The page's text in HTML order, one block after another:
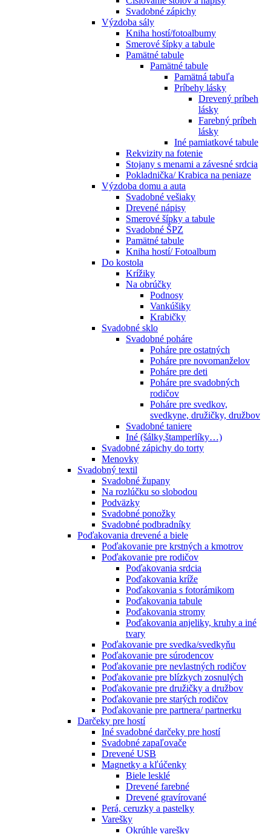
Svadobné zápichy
Výzdoba sály
Kniha hostí/fotoalbumy
Smerové šípky a tabule
Pamätné tabule
Pamätné tabule
Pamätná tabuľa
Príbehy lásky
Drevený príbeh
lásky
Farebný príbeh
lásky
Iné pamiatkové tabule
Rekvizity na fotenie
Stojany s menami a závesné srdcia
Pokladnička/ Krabica na peniaze
Výzdoba domu a auta
Svadobné vešiaky
Drevené nápisy
Smerové šípky a tabule
Svadobné ŠPZ
Pamätné tabule
Kniha hostí/ Fotoalbum
Do kostola
Krížiky
Na obrúčky
Podnosy
Vankúšiky
Krabičky
Svadobné sklo
Svadobné poháre
Poháre pre ostatných
Poháre pre novomanželov
Poháre pre deti
Poháre pre svadobných
rodičov
Poháre pre svedkov,
svedkyne, družičky, družbov
Svadobné taniere
Iné (šálky,štamperlíky…)
Svadobné zápichy do torty
Menovky
Svadobný textil
Svadobné župany
Na rozlúčku so slobodou
Podväzky
Svadobné ponožky
Svadobné podbradníky
Poďakovania drevené a biele
Poďakovanie pre krstných a kmotrov
Poďakovanie pre rodičov
Poďakovania srdcia
Poďakovania kríže
Poďakovania s fotorámikom
Poďakovania tabule
Poďakovania stromy
Poďakovania anjeliky, kruhy a iné
tvary
Poďakovanie pre svedka/svedkyňu
Poďakovanie pre súrodencov
Poďakovanie pre nevlastných rodičov
Poďakovanie pre blízkych zosnulých
Poďakovanie pre družičky a družbov
Poďakovanie pre starých rodičov
Poďakovanie pre partnera/ partnerku
Darčeky pre hostí
Iné svadobné darčeky pre hostí
Svadobné zapaľovače
Drevené USB
Magnetky a kľúčenky
Biele lesklé
Drevené farebné
Drevené gravírované
Perá, ceruzky a pastelky
Varešky
Okrúhle varešky